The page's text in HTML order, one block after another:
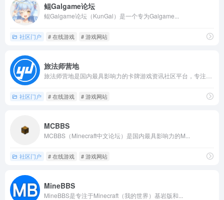
鲲Galgame论坛
鲲Galgame论坛（KunGal）是一个专为Galgame...
社区门户 # 在线游戏 # 游戏网站
旅法师营地
社区门户 # 在线游戏 # 游戏网站
MCBBS
MCBBS（Minecraft中文论坛）是国内最具影响力的M...
社区门户 # 在线游戏 # 游戏网站
MineBBS
MineBBS是专注于Minecraft（我的世界）基岩版和...